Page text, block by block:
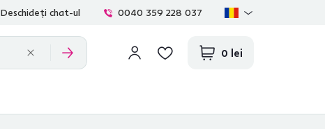
Deschideți chat-ul 0040 359 228 037
0 lei